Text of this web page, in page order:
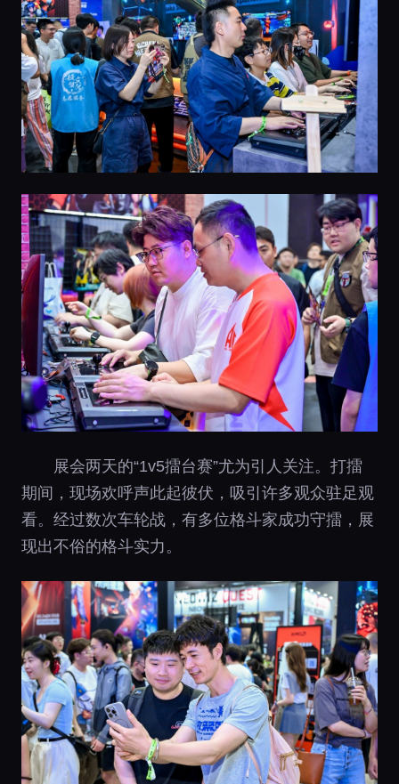
展会两天的“1v5擂台赛”尤为引人关注。打擂
期间，现场欢呼声此起彼伏，吸引许多观众驻足观
看。经过数次车轮战，有多位格斗家成功守擂，展
现出不俗的格斗实力。